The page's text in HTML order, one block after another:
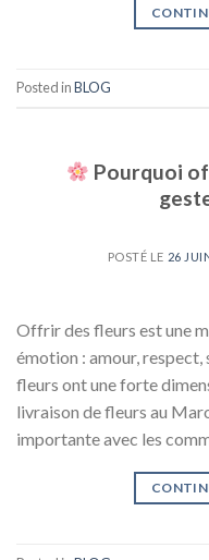
Posted inBLOG
Pourquoi
POSTÉ LE 26
Offrir des fleurs est une
émotion : amour, respect,
fleurs ont une forte
livraison de fleurs au
importante avec les